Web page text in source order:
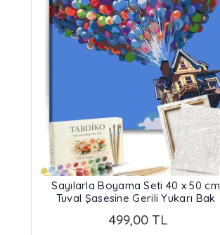
Sayılarla Boyama Seti 40 x 50 cm
Tuval Şasesine Gerili Yukarı Bak
499,00 TL